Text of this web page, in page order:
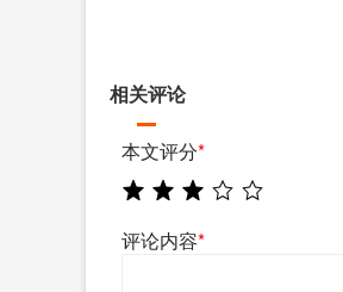
相关评论
本文评分*
评论内容*